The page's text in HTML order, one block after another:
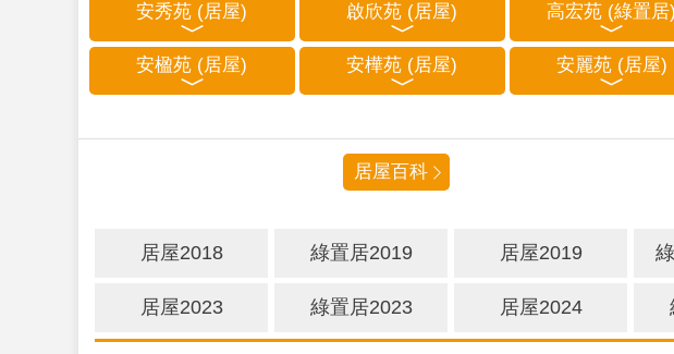
安秀苑 (居屋) 啟欣苑 (居屋) 高宏苑 (綠置居)
安楹苑 (居屋) 安樺苑 (居屋) 安麗苑 (居屋)
居屋百科
居屋2018 綠置居2019 居屋2019
居屋2023 綠置居2023 居屋2024